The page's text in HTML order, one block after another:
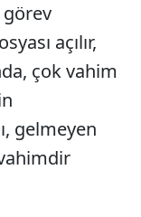
görev
açılır,
çok vahim
gelmeyen